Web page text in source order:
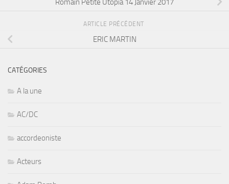
Romain Petite Utopia 14 Janvier 2017
ARTICLE PRÉCÉDENT
ERIC MARTIN
CATÉGORIES
A la une
AC/DC
accordeoniste
Acteurs